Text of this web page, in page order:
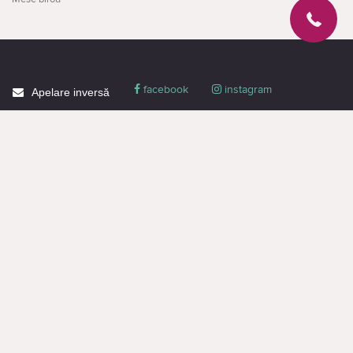
Apelare inversă facebook instagram